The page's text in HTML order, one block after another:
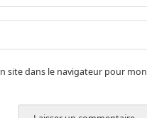
site dans le navigateur pour mon